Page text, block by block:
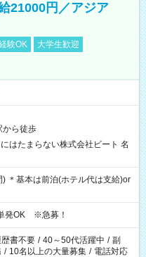
21000円／アジア
験OK
大学生歓迎
から徒歩
はたまらない株式会社ビート 名
＊基本は前泊(ホテル代は支給)or
発OK ※急募！
歴書不要 / 40～50代活躍中 / 副
/ 10名以上の大量募集 / 電話対応